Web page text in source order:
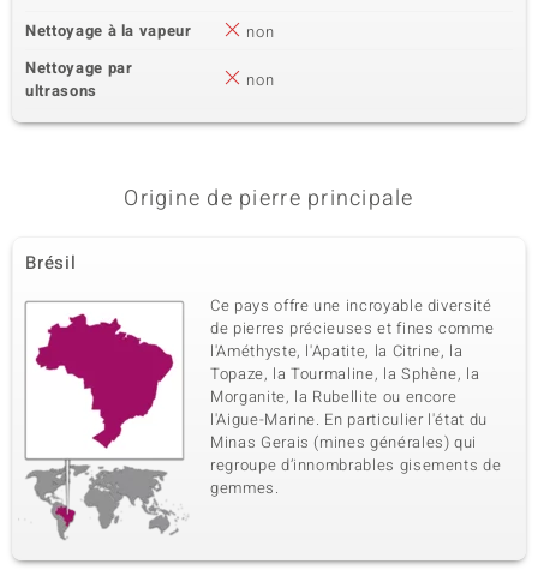
Nettoyage à la vapeur
non
Nettoyage par
ultrasons
non
Origine de pierre principale
Brésil
Ce pays offre une incroyable diversité
de pierres précieuses et fines comme
l'Améthyste, l'Apatite, la Citrine, la
Topaze, la Tourmaline, la Sphène, la
Morganite, la Rubellite ou encore
l'Aigue-Marine. En particulier l'état du
Minas Gerais (mines générales) qui
regroupe d’innombrables gisements de
gemmes.